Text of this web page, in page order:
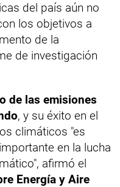
del país aún no
los objetivos a
de la
de investigación
de las emisiones
, y su éxito en el
climáticos "es
en la lucha
afirmó el
Energía y Aire